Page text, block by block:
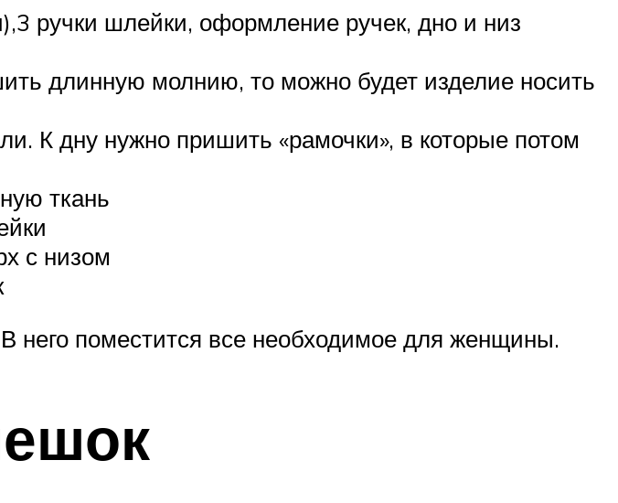
ручки шлейки, оформление ручек, дно и низ
длинную молнию, то можно будет изделие носить
К дну нужно пришить «рамочки», в которые потом
ткань
с низом
него поместится все необходимое для женщины.